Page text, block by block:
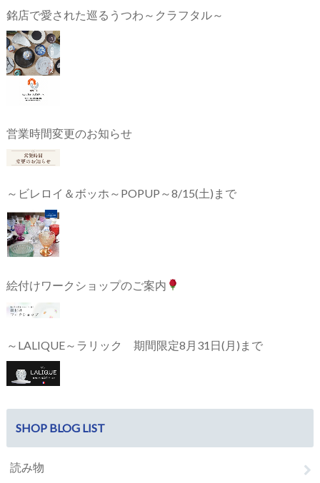
銘店で愛された巡るうつわ～クラフタル～
営業時間変更のお知らせ
～ビレロイ＆ボッホ～POPUP～8/15(土)まで
絵付けワークショップのご案内
～LALIQUE～ラリック 期間限定8月31日(月)まで
SHOP BLOG LIST
読み物